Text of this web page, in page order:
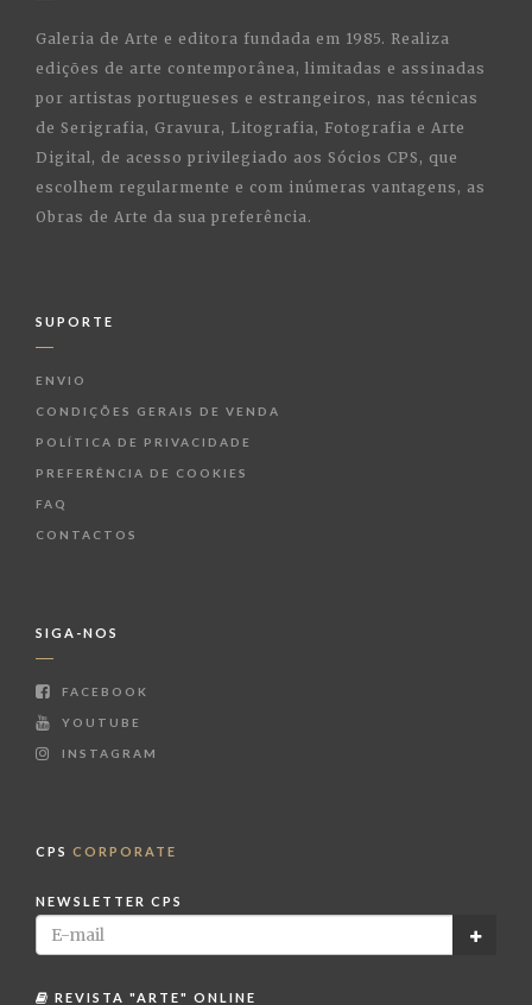
Galeria de Arte e editora fundada em 1985. Realiza
edições de arte contemporânea, limitadas e assinadas
por artistas portugueses e estrangeiros, nas técnicas
de Serigrafia, Gravura, Litografia, Fotografia e Arte
Digital, de acesso privilegiado aos Sócios CPS, que
escolhem regularmente e com inúmeras vantagens, as
Obras de Arte da sua preferência.
SUPORTE
ENVIO
CONDIÇÕES GERAIS DE VENDA
POLÍTICA DE PRIVACIDADE
PREFERÊNCIA DE COOKIES
FAQ
CONTACTOS
SIGA-NOS
FACEBOOK
YOUTUBE
INSTAGRAM
CPS CORPORATE
NEWSLETTER CPS
REVISTA "ARTE" ONLINE